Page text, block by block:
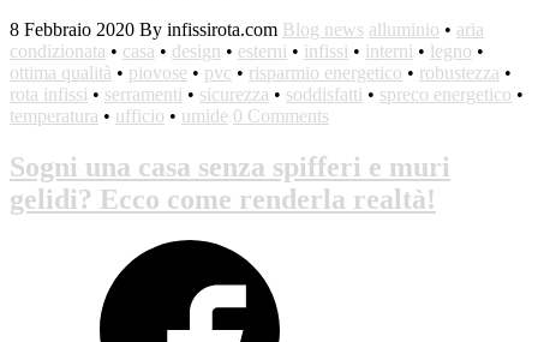
8 Febbraio 2020 By infissirota.com Blog news alluminio • aria
condizionata • casa • design • esterni • infissi • interni • legno •
ottima qualità • piovose • pvc • risparmio energetico • robustezza •
rota infissi • serramenti • sicurezza • soddisfatti • spreco energetico •
temperatura • ufficio • umide 0 Comments
Sogni una casa senza spifferi e muri
gelidi? Ecco come renderla realtà!